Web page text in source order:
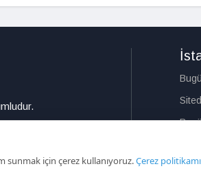
sunmak için çerez kullanıyoruz.Çerez